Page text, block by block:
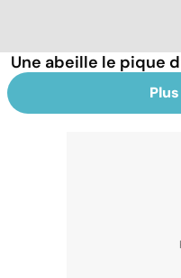
Une abeille le pique